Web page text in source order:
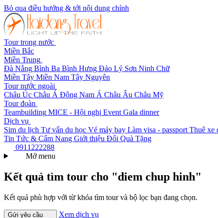
Bỏ qua điều hướng & tới nội dung chính
Tour trong nước
Miền Bắc
Miền Trung
Đà Nẵng Bình Ba Bình Hưng Đảo Lý Sơn Ninh Chữ
Miền Tây Miền Nam Tây Nguyên
Tour nước ngoài
Châu Úc Châu Á Đông Nam Á Châu Âu Châu Mỹ
Tour đoàn
Teambuilding MICE - Hội nghị Event Gala dinner
Dịch vụ
Sim du lịch Tư vấn du học Vé máy bay Làm visa - passport Thuê xe
Tin Tức & Cẩm Nang Giới thiệu Đổi Quà Tặng
0911222288
Mở menu
Kết quả tìm tour cho "diem chup hinh"
Kết quả phù hợp với từ khóa tìm tour và bộ lọc bạn đang chọn.
Gửi yêu cầu Xem dịch vụ